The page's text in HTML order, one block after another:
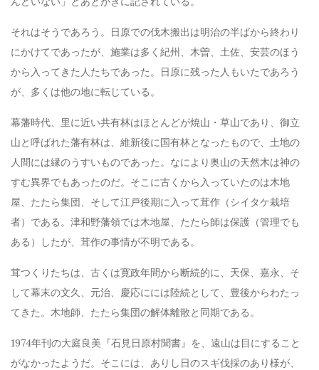
それはそうであろう。日原での伐木搬出は明治の半ばから終わり
にかけてであったが、施業は多く紀州、木曽、土佐、安芸のほう
から入ってきた人たちであった。日原に残った人もいたであろう
が、多くは他の地に転じている。
幕藩時代、里に近い共有林はほとんどが焼山・草山であり、御立
山と呼ばれた藩有林は、維新後に国有林となったもので、土地の
人間には縁のうすいものであった。なにより奥山の天然木は神の
すむ異界でもあったのだ。そこに古くから入っていたのは木地
屋、たたら集団、そして江戸後期に入って茸作（シイタケ栽培
者）である。津和野藩領では木地屋、たたら師は保護（管理でも
ある）したが、茸作の事情が不明である。
茸つくりたちは、古くは寛政年間から断続的に、天保、嘉永、そ
して幕末の文久、元治、慶応にには陸続として、豊後からわたっ
てきた。木地師、たたら集団の解体離散と同期である。
1974年刊の大庭良美『石見日原村聞書』を、遠山は目にすること
がなかったようだ。そこには、ありし日のスギ伐採のあり様が、